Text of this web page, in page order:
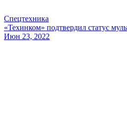
Спецтехника
«Техинком» подтвердил статус
Июн 23, 2022